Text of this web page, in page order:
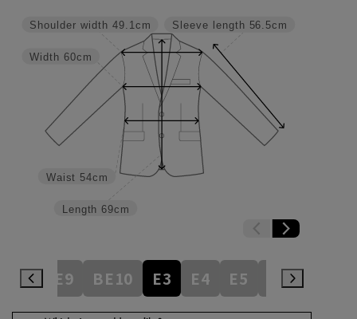
Sleeve length 56.5cm
Length 69cm
Waist 54cm
Width 60cm
Shoulder width 49.1cm
BE9 BE10 E3 E4 E5 E6